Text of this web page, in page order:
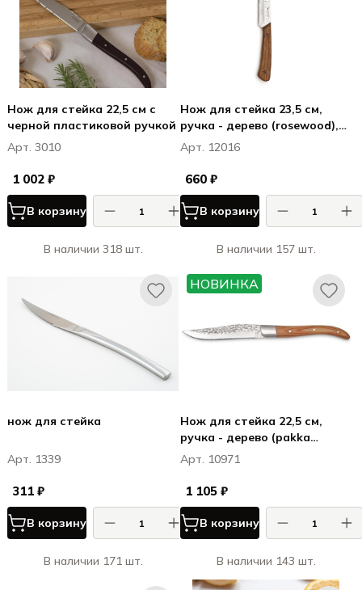
Нож для стейка 22,5 см с
черной пластиковой ручкой
Арт. 3010
1 002 ₽
В корзину
В наличии 318 шт.
Нож для стейка 23,5 см,
ручка - дерево (rosewood),
цвет ручки светло-
коричневый, Kamet, HQ
Арт. 12016
660 ₽
В корзину
В наличии 157 шт.
нож для стейка
Арт. 1339
311 ₽
В корзину
В наличии 171 шт.
НОВИНКА
Нож для стейка 22,5 см,
ручка - дерево (pakka
wood), цвет светло-
коричневый
Арт. 10971
1 105 ₽
В корзину
В наличии 143 шт.